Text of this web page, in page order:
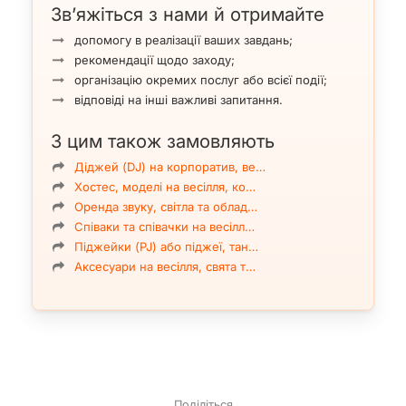
яскравої вечірки з активними інтерактивами.
У його веденні немає відчуття випадковості: привітання
гостей, перші емоційні акценти, поздоровлення, музичні
паузи, конкурси, імпровізація та фінальна частина
вибудовуються в зрозумілу й зручну для гостей
динамічно й природно.
Досвід, формат, послуги ведучого
В особі Олександра Небави ви можете замовити
медійного ведучого на весілля, корпоратив, день
народження, ювілей, презентацію, вечірку або інший
святковий чи діловий захід у Києві. Його формат добре
підходить для клієнтів, яким важливе сучасне ведення
подачі.
Зв’яжіться з нами й отримайте
допомогу в реалізації ваших завдань;
рекомендації щодо заходу;
організацію окремих послуг або всієї події;
відповіді на інші важливі запитання.
З цим також замовляють
Діджей (DJ) на корпоратив, ве…
Хостес, моделі на весілля, ко…
Оренда звуку, світла та облад…
Співаки та співачки на весілл…
Піджейки (PJ) або піджеї, тан…
Аксесуари на весілля, свята т…